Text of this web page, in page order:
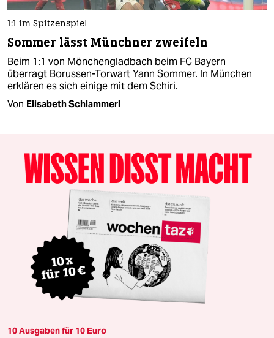
1:1 im Spitzenspiel
Sommer lässt Münchner zweifeln
Beim 1:1 von Mönchengladbach beim FC Bayern
überragt Borussen-Torwart Yann Sommer. In München
erklären es sich einige mit dem Schiri.
Von Elisabeth Schlammerl
10 Ausgaben für 10 Euro